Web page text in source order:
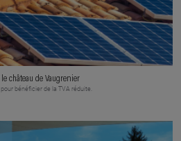
château de Vaugrenier
bénéficier de la TVA réduite.